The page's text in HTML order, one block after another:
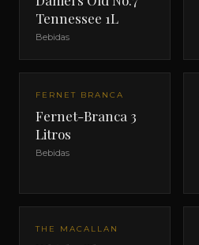
Tennessee 1L
Bebidas
FERNET BRANCA
Fernet-Branca 3
Litros
Bebidas
THE MACALLAN